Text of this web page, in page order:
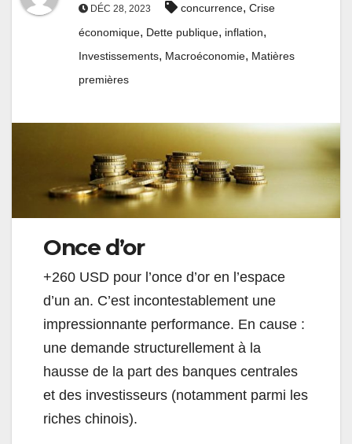
DÉC 28, 2023 concurrence, Crise
économique, Dette publique, inflation,
Investissements, Macroéconomie, Matières
premières
Once d’or
+260 USD pour l’once d’or en l’espace
d’un an. C’est incontestablement une
impressionnante performance. En cause :
une demande structurellement à la
hausse de la part des banques centrales
et des investisseurs (notamment parmi les
riches chinois).